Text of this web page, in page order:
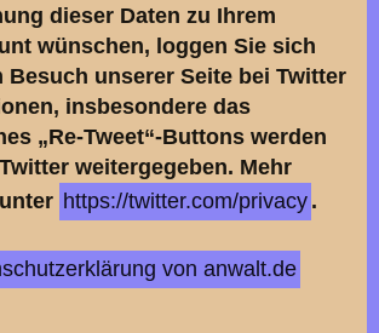
dieser Daten zu Ihrem
wünschen, loggen Sie sich
Besuch unserer Seite bei Twitter
insbesondere das
„Re-Tweet“-Buttons werden
weitergegeben. Mehr
https://twitter.com/privacy .
von anwalt.de